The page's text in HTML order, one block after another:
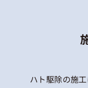
ハト駆除の施